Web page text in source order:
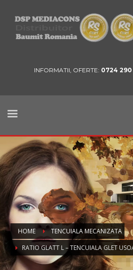
INFORMATII, OFERTE: 0724
HOME
TENCUIALA MECANIZATA
RATIO GLATT L – TENCUIALA GLET